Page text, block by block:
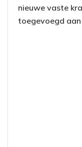
nieuwe vaste
toegevoegd